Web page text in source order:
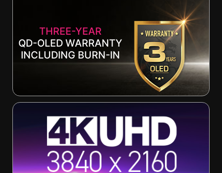
THREE-YEAR
QD-OLED WARRANTY
INCLUDING BURN-IN